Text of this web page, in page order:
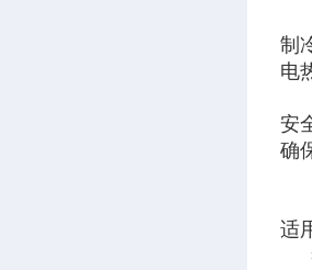
制
电
安
确
适